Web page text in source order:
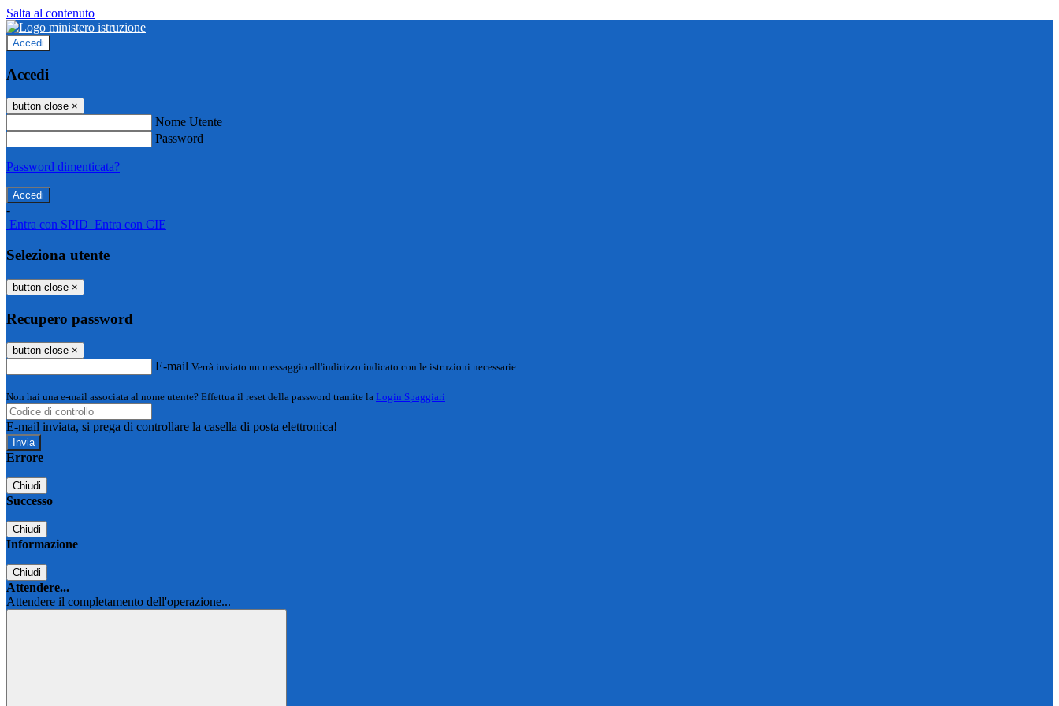
Salta al contenuto
Accedi
Accedi
button close ×
Nome Utente
Password
Password dimenticata?
-
Entra con SPID Entra con CIE
Seleziona utente
button close ×
Recupero password
button close ×
E-mail Verrà inviato un messaggio all'indirizzo indicato con le istruzioni necessarie.
Non hai una e-mail associata al nome utente? Effettua il reset della password tramite la Login Spaggiari
E-mail inviata, si prega di controllare la casella di posta elettronica!
Errore
Chiudi
Successo
Chiudi
Informazione
Chiudi
Attendere...
Attendere il completamento dell'operazione...